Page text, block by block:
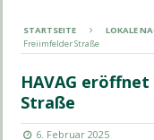
STARTSEITE LOKALE
Freiimfelder Straße
HAVAG
Straße
6. Februar 2025